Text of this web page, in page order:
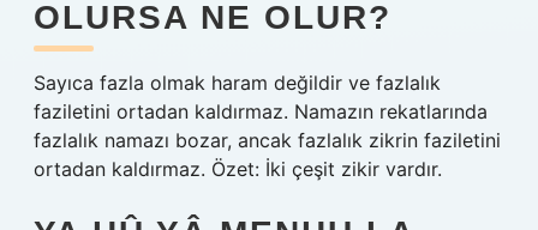
OLURSA NE OLUR?
Sayıca fazla olmak haram değildir ve fazlalık
faziletini ortadan kaldırmaz. Namazın rekatlarında
fazlalık namazı bozar, ancak fazlalık zikrin faziletini
ortadan kaldırmaz. Özet: İki çeşit zikir vardır.